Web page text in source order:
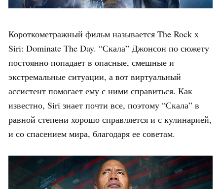
Короткометражный фильм называется The Rock x
Siri: Dominate The Day. “Скала” Джонсон по сюжету
постоянно попадает в опасные, смешные и
экстремальные ситуации, а вот виртуальный
ассистент помогает ему с ними справиться. Как
известно, Siri знает почти все, поэтому “Скала” в
равной степени хорошо справляется и с кулинарией,
и со спасением мира, благодаря ее советам.